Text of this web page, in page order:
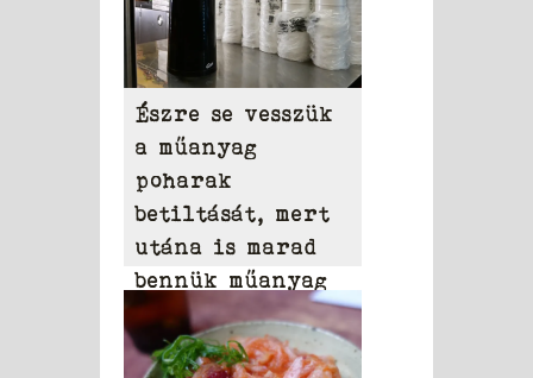
Észre se vesszük
a műanyag
poharak
betiltását, mert
utána is marad
bennük műanyag